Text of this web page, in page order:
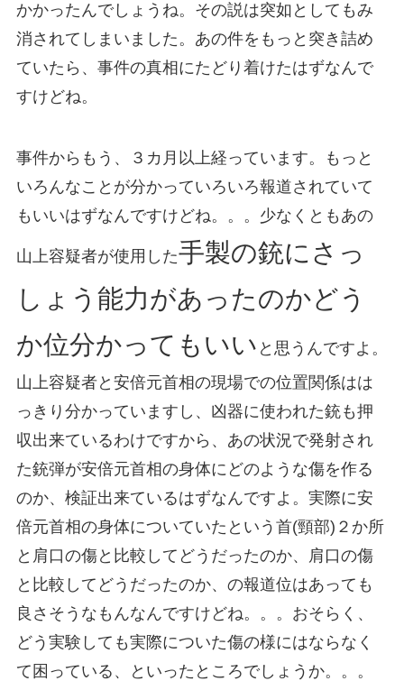
かかったんでしょうね。その説は突如としてもみ
消されてしまいました。あの件をもっと突き詰め
ていたら、事件の真相にたどり着けたはずなんで
すけどね。
事件からもう、３カ月以上経っています。もっと
いろんなことが分かっていろいろ報道されていて
もいいはずなんですけどね。。。少なくともあの
山上容疑者が使用した手製の銃にさっ
しょう能力があったのかどう
か位分かってもいい と思うんですよ。
山上容疑者と安倍元首相の現場での位置関係はは
っきり分かっていますし、凶器に使われた銃も押
収出来ているわけですから、あの状況で発射され
た銃弾が安倍元首相の身体にどのような傷を作る
のか、検証出来ているはずなんですよ。実際に安
倍元首相の身体についていたという首(頸部)２か所
と肩口の傷と比較してどうだったのか、肩口の傷
と比較してどうだったのか、の報道位はあっても
良さそうなもんなんですけどね。。。おそらく、
どう実験しても実際についた傷の様にはならなく
て困っている、といったところでしょうか。。。